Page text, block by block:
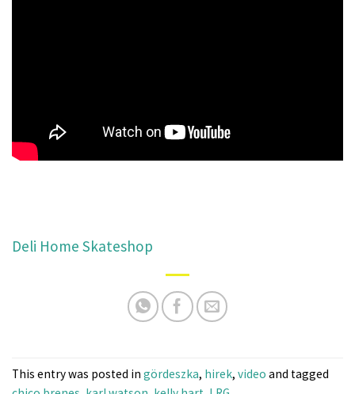
Deli Home Skateshop
This entry was posted in gördeszka, hirek, video and tagged